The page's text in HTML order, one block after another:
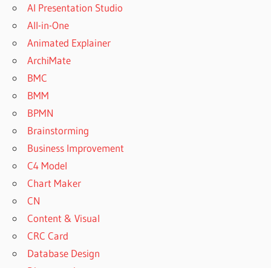
AI Presentation Studio
All-in-One
Animated Explainer
ArchiMate
BMC
BMM
BPMN
Brainstorming
Business Improvement
C4 Model
Chart Maker
CN
Content & Visual
CRC Card
Database Design